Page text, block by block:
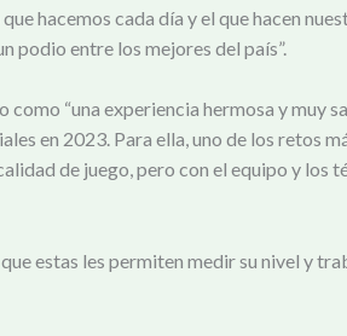
hacemos cada día y el que hacen
podio entre los mejores del país”.
“una experiencia hermosa y muy
en 2023. Para ella, uno de los retos
de juego, pero con el equipo y los
estas les permiten medir su nivel y